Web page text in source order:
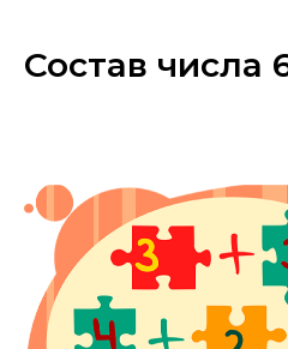
Состав числа